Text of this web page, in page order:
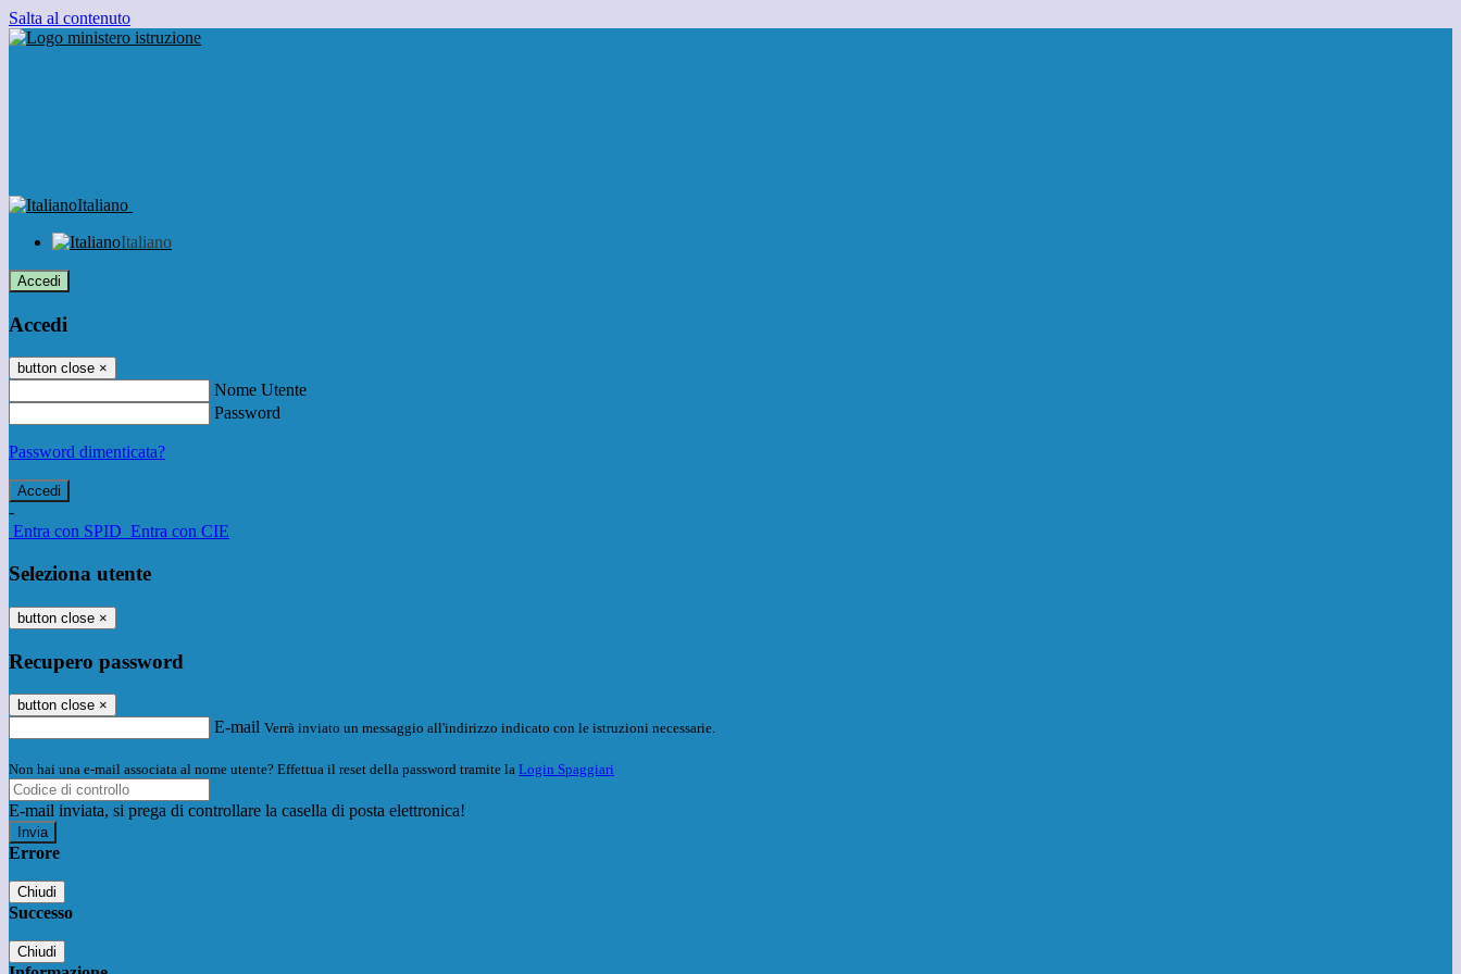
Salta al contenuto
Italiano
Italiano
Accedi
Accedi
button close ×
Nome Utente
Password
Password dimenticata?
-
Entra con SPID Entra con CIE
Seleziona utente
button close ×
Recupero password
button close ×
E-mail Verrà inviato un messaggio all'indirizzo indicato con le istruzioni necessarie.
Non hai una e-mail associata al nome utente? Effettua il reset della password tramite la Login Spaggiari
E-mail inviata, si prega di controllare la casella di posta elettronica!
Errore
Chiudi
Successo
Chiudi